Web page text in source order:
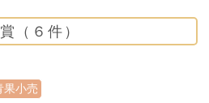
（６件）
果小売